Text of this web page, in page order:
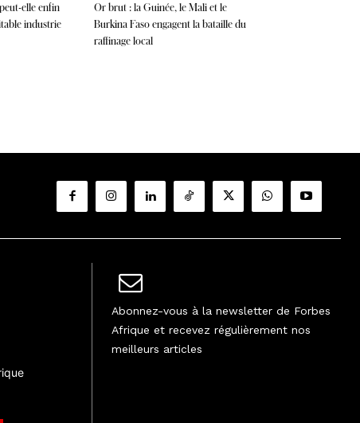
elle enfin
industrie
Or brut : la Guinée, le Mali et le
Burkina Faso engagent la bataille du
raffinage local
Abonnez-vous à la newsletter de Forbes
Afrique et recevez régulièrement nos
meilleurs articles